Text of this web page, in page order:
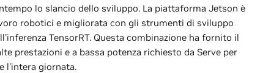
lo slancio dello sviluppo. La piattaforma Jetson è
robotici e migliorata con gli strumenti di sviluppo
TensorRT. Questa combinazione ha fornito il
prestazioni e a bassa potenza richiesto da Serve per
l'intera giornata.